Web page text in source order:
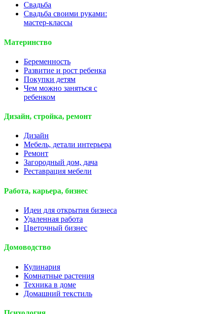
Свадьба
Свадьба своими руками:
мастер-классы
Материнство
Беременность
Развитие и рост ребенка
Покупки детям
Чем можно заняться с
ребенком
Дизайн, стройка, ремонт
Дизайн
Мебель, детали интерьера
Ремонт
Загородный дом, дача
Реставрация мебели
Работа, карьера, бизнес
Идеи для открытия бизнеса
Удаленная работа
Цветочный бизнес
Домоводство
Кулинария
Комнатные растения
Техника в доме
Домашний текстиль